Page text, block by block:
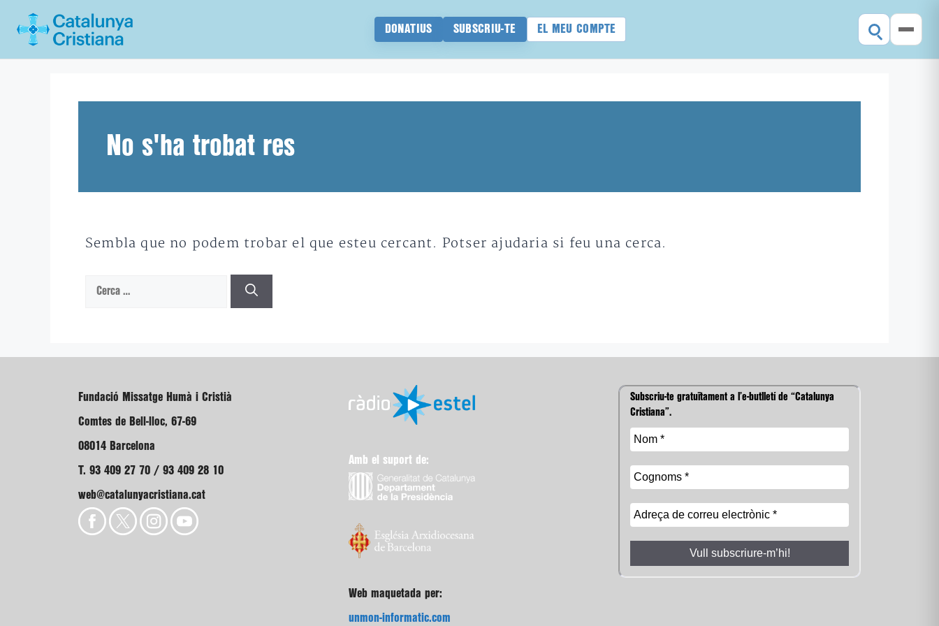
DONATIUS SUBSCRIU-TE EL MEU COMPTE
No s'ha trobat res
Sembla que no podem trobar el que esteu cercant. Potser ajudaria si feu una cerca.
Cerca:
Fundació Missatge Humà i Cristià
Comtes de Bell-lloc, 67-69
08014 Barcelona
T. 93 409 27 70 / 93 409 28 10
web@catalunyacristiana.cat
Amb el suport de:
Web maquetada per:
unmon-informatic.com
Subscriu-te gratuïtament a l’e-butlletí de “Catalunya
Cristiana”.